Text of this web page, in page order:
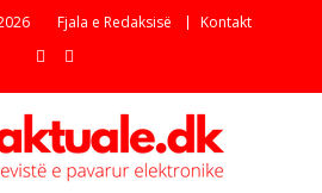
Fjala e Redaksisë Kontakt